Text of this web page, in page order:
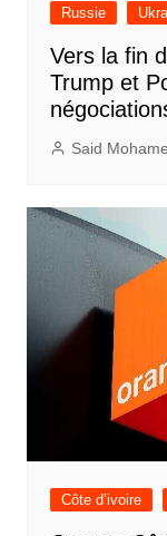
Russie
Vers la fin
Trump et
Said
Côte d’ivoire